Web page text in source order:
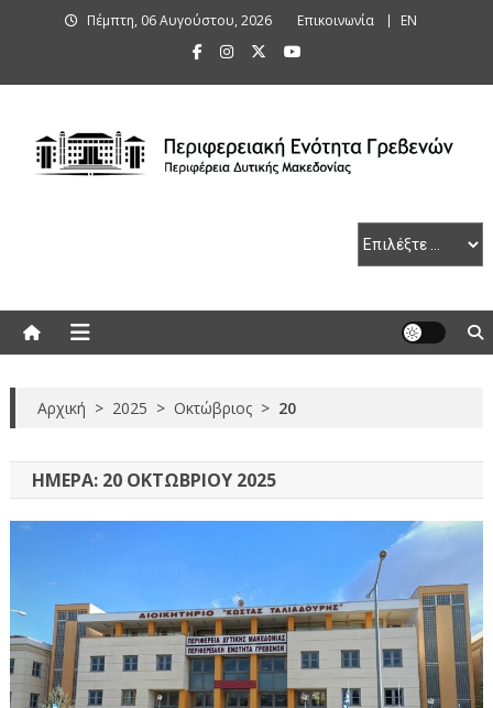
Πέμπτη, 06 Αυγούστου, 2026 Επικοινωνία ΕΝ
Αρχική > 2025 > Οκτώβριος > 20
ΗΜΈΡΑ: 20 ΟΚΤΩΒΡΊΟΥ 2025